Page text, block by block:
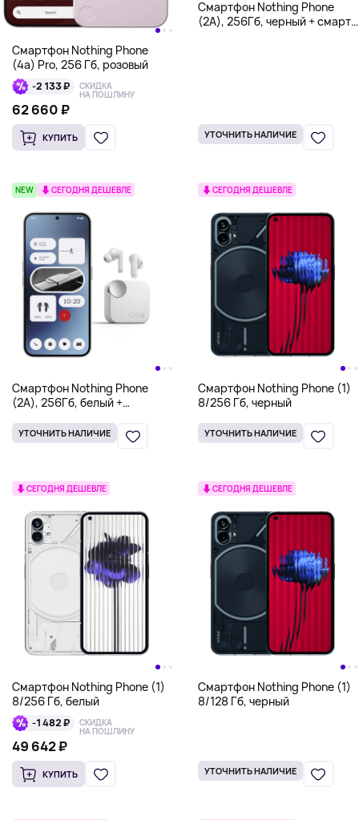
Смартфон Nothing Phone
(4a) Pro, 256 Гб, розовый
-2 133 ₽ СКИДКА
НА ПОШЛИНУ
62 660 ₽
КУПИТЬ
Смартфон Nothing Phone
(2A), 256Гб, черный + смарт-
УТОЧНИТЬ НАЛИЧИЕ
NEW СЕГОДНЯ ДЕШЕВЛЕ
Смартфон Nothing Phone
(2A), 256Гб, белый +
УТОЧНИТЬ НАЛИЧИЕ
СЕГОДНЯ ДЕШЕВЛЕ
Смартфон Nothing Phone (1)
8/256 Гб, черный
УТОЧНИТЬ НАЛИЧИЕ
СЕГОДНЯ ДЕШЕВЛЕ
Смартфон Nothing Phone (1)
8/256 Гб, белый
-1 482 ₽ СКИДКА
НА ПОШЛИНУ
49 642 ₽
КУПИТЬ
СЕГОДНЯ ДЕШЕВЛЕ
Смартфон Nothing Phone (1)
8/128 Гб, черный
УТОЧНИТЬ НАЛИЧИЕ